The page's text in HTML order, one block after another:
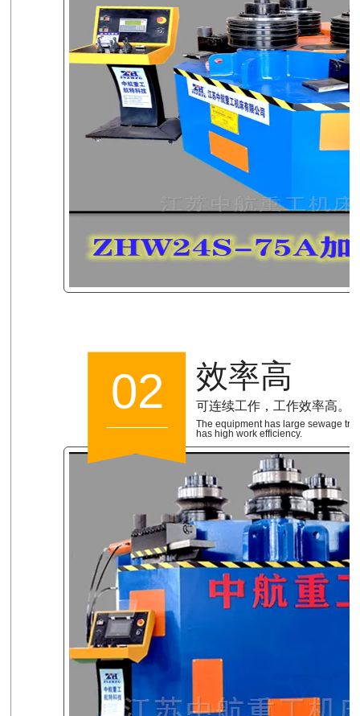
02 效率高
可连续工作，工作效率高。
The equipment has large sewage
has high work efficiency.